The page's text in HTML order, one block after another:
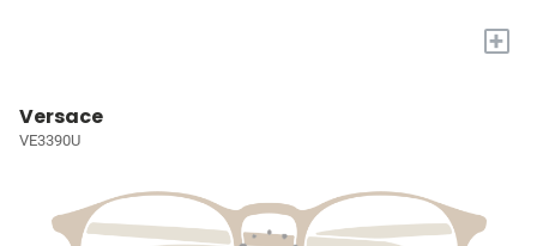
+
Versace
VE3390U